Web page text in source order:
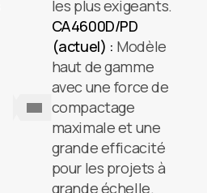
les plus exigeants.
CA4600D/PD
(actuel) : Modèle
haut de gamme
avec une force de
compactage
maximale et une
grande efficacité
pour les projets à
grande échelle.